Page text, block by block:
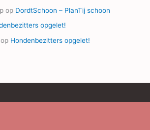
op DordtSchoon – PlanTij schoon
opgelet!
op Hondenbezitters opgelet!